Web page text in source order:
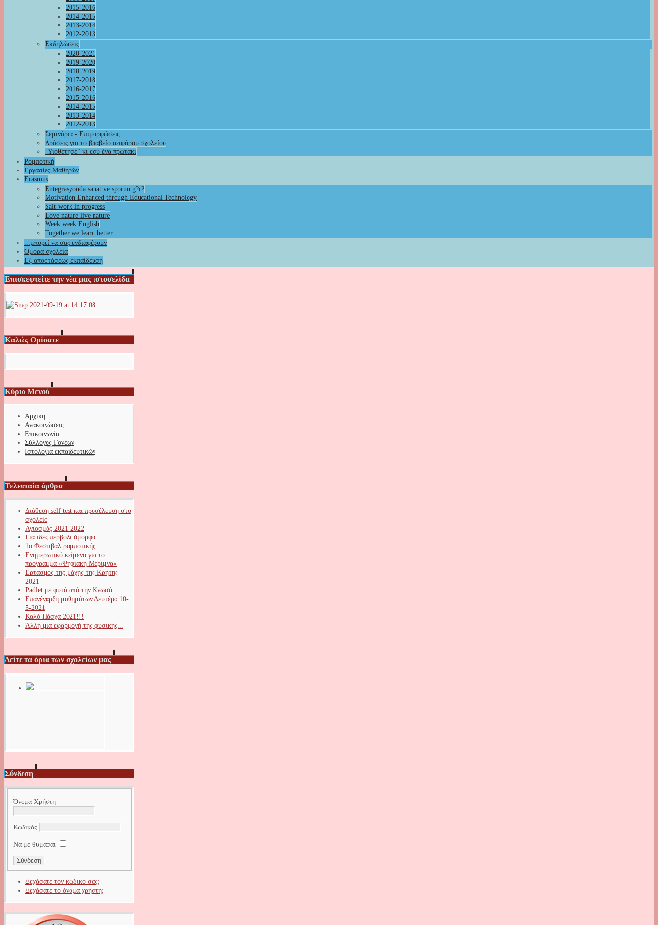
2015-2016
2014-2015
2013-2014
2012-2013
Εκδηλώσεις
2020-2021
2019-2020
2018-2019
2017-2018
2016-2017
2015-2016
2014-2015
2013-2014
2012-2013
Σεμινάρια - Επιμορφώσεις
Δράσεις για το βραβείο αειφόρου σχολείου
"Υιοθέτησε" κι εσύ ένα πρωτάκι
Ρομποτική
Εργασίες Μαθητών
Erasmus
Entegrasyonda sanat ve sporun g?c?
Motivation Enhanced through Educational Technology
Salt-work in progress
Love nature live nature
Week week English
Together we learn better
...μπορεί να σας ενδιαφέρουν
Όμορα σχολεία
Εξ αποστάσεως εκπαίδευση
Επισκεφτείτε την νέα μας ιστοσελίδα
Καλώς Ορίσατε
Κύριο Μενού
Αρχική
Ανακοινώσεις
Επικοινωνία
Σύλλογος Γονέων
Ιστολόγια εκπαιδευτικών
Τελευταία άρθρα
Διάθεση self test και προσέλευση στο
σχολείο
Αγιοσμός 2021-2022
Για ιδές περβόλι όμορφο
1ο Φεστιβαλ ρομποτικής
Ενημερωτικό κείμενο για το
πρόγραμμα «Ψηφιακή Μέριμνα»
Ερτασμός της μάχης της Κρήτης
2021
Padlet με φυτά από την Κνωσό.
Επανέναρξη μαθημάτων Δευτέρα 10-
5-2021
Καλό Πάσχα 2021!!!
Άλλη μια εφαρμογή της φυσικής...
Δείτε τα όρια των σχολείων μας
Σύνδεση
Όνομα Χρήστη
Κωδικός
Να με θυμάσαι
Ξεχάσατε τον κωδικό σας;
Ξεχάσατε το όνομα χρήστη;